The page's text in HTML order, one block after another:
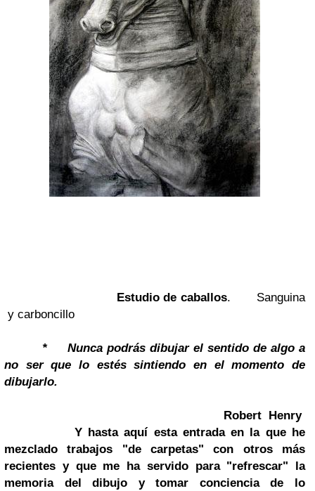
Estudio de caballos.
Sanguina
y carboncillo
* Nunca podrás dibujar el sentido de algo a
no ser que lo estés sintiendo en el momento de
dibujarlo.
Robert Henry
Y hasta aquí esta entrada en la que he
mezclado trabajos "de carpetas" con otros más
recientes y que me ha servido para "refrescar" la
memoria del dibujo y tomar conciencia de lo